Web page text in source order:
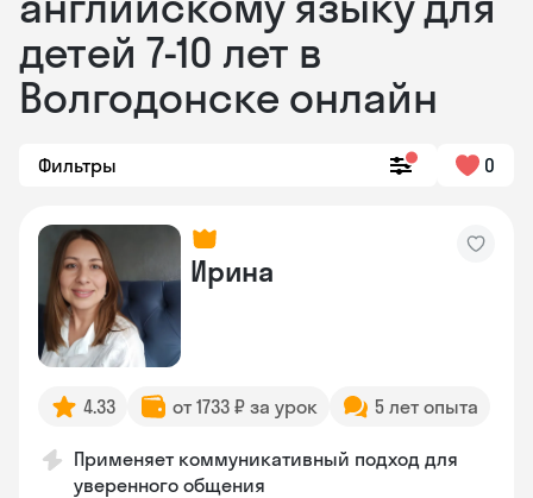
детей 7-10 лет в
Волгодонске онлайн
Фильтры 0
Ирина
4.33 от 1733 ₽ за урок 5 лет опыта
Применяет коммуникативный подход для
уверенного общения
Skysmart Chat